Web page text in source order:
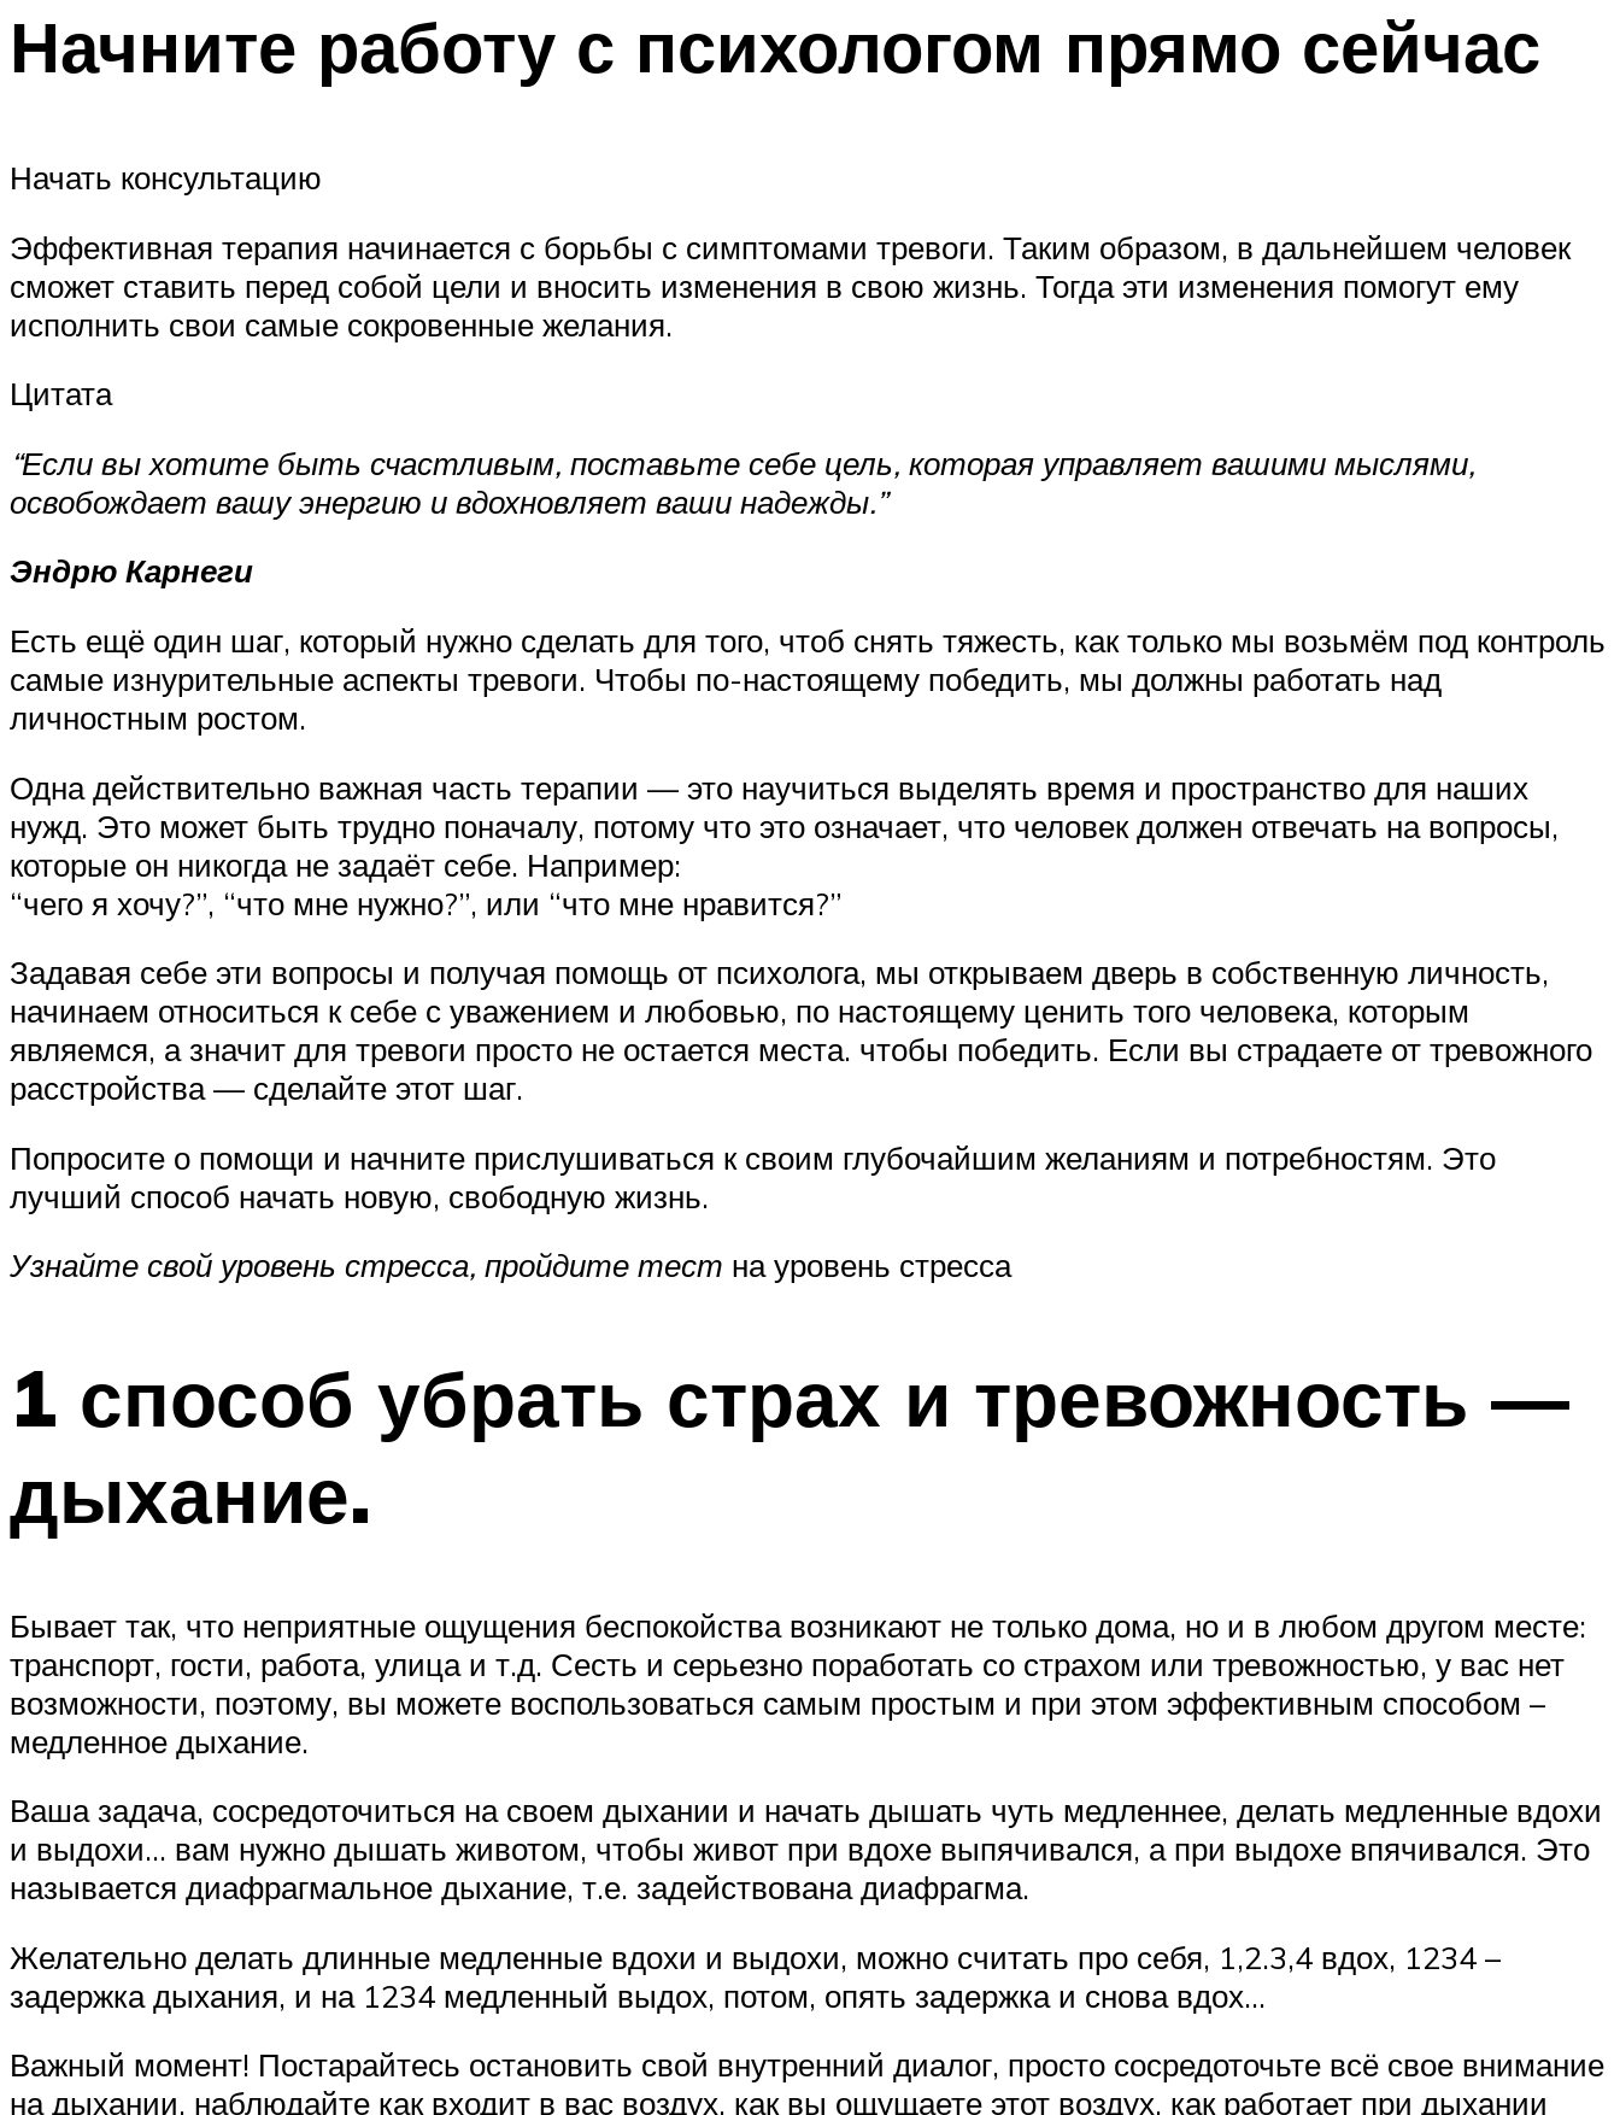
Начните работу с психологом прямо сейчас
Начать консультацию
Эффективная терапия начинается с борьбы с симптомами тревоги. Таким образом, в дальнейшем человек
сможет ставить перед собой цели и вносить изменения в свою жизнь. Тогда эти изменения помогут ему
исполнить свои самые сокровенные желания.
Цитата
“Если вы хотите быть счастливым, поставьте себе цель, которая управляет вашими мыслями,
освобождает вашу энергию и вдохновляет ваши надежды.”
Эндрю Карнеги
Есть ещё один шаг, который нужно сделать для того, чтоб снять тяжесть, как только мы возьмём под контроль
самые изнурительные аспекты тревоги. Чтобы по-настоящему победить, мы должны работать над
личностным ростом.
Одна действительно важная часть терапии — это научиться выделять время и пространство для наших
нужд. Это может быть трудно поначалу, потому что это означает, что человек должен отвечать на вопросы,
которые он никогда не задаёт себе. Например:
“чего я хочу?”, “что мне нужно?”, или “что мне нравится?”
Задавая себе эти вопросы и получая помощь от психолога, мы открываем дверь в собственную личность,
начинаем относиться к себе с уважением и любовью, по настоящему ценить того человека, которым
являемся, а значит для тревоги просто не остается места. чтобы победить. Если вы страдаете от тревожного
расстройства — сделайте этот шаг.
Попросите о помощи и начните прислушиваться к своим глубочайшим желаниям и потребностям. Это
лучший способ начать новую, свободную жизнь.
Узнайте свой уровень стресса, пройдите тест на уровень стресса
1 способ убрать страх и тревожность —
дыхание.
Бывает так, что неприятные ощущения беспокойства возникают не только дома, но и в любом другом месте:
транспорт, гости, работа, улица и т.д. Сесть и серьезно поработать со страхом или тревожностью, у вас нет
возможности, поэтому, вы можете воспользоваться самым простым и при этом эффективным способом –
медленное дыхание.
Ваша задача, сосредоточиться на своем дыхании и начать дышать чуть медленнее, делать медленные вдохи
и выдохи… вам нужно дышать животом, чтобы живот при вдохе выпячивался, а при выдохе впячивался. Это
называется диафрагмальное дыхание, т.е. задействована диафрагма.
Желательно делать длинные медленные вдохи и выдохи, можно считать про себя, 1,2.3,4 вдох, 1234 –
задержка дыхания, и на 1234 медленный выдох, потом, опять задержка и снова вдох…
Важный момент! Постарайтесь остановить свой внутренний диалог, просто сосредоточьте всё свое внимание
на дыхании, наблюдайте как входит в вас воздух, как вы ощущаете этот воздух, как работает при дыхании